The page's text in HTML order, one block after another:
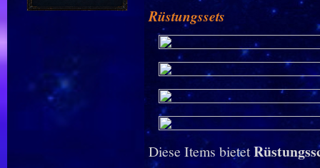
Rüstungssets
Diese Items bietet